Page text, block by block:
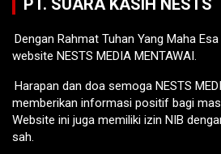
PT. SUARA KASIH NESTS
Dengan Rahmat Tuhan Yang Maha
website NESTS MEDIA MENTAWAI.
Harapan dan doa semoga NESTS
memberikan informasi positif bagi
Website ini juga memiliki izin NIB
sah.